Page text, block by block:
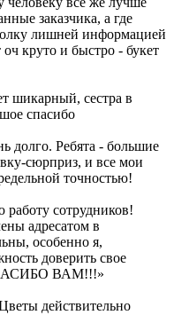
заказчика, а где
лишней информацией
круто и быстро - букет
шикарный, сестра в
спасибо
долго. Ребята - большие
сюрприз, и все мои
точностью!
работу сотрудников!
адресатом в
особенно я,
доверить свое
ВАМ!!!»
действительно